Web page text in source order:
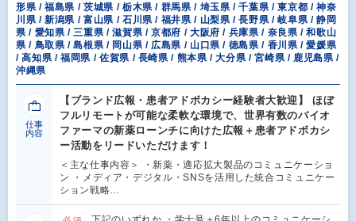
形県 / 福島県 / 茨城県 / 栃木県 / 群馬県 / 埼玉県 / 千葉県 / 東京都 / 神奈
川県 / 新潟県 / 富山県 / 石川県 / 福井県 / 山梨県 / 長野県 / 岐阜県 / 静岡
県 / 愛知県 / 三重県 / 滋賀県 / 京都府 / 大阪府 / 兵庫県 / 奈良県 / 和歌山
県 / 鳥取県 / 島根県 / 岡山県 / 広島県 / 山口県 / 徳島県 / 香川県 / 愛媛県
/ 高知県 / 福岡県 / 佐賀県 / 長崎県 / 熊本県 / 大分県 / 宮崎県 / 鹿児島県 /
沖縄県
仕事
内容
【ブランド広報・患者アドボカシー経験者大歓迎】 ほぼ
フルリモートが可能な柔軟な環境で、世界有数のバイオ
ファーマの新薬ローンチに向けた広報＋患者アドボカシ
ー活動をリードいただけます！
＜主な仕事内容＞ ・新薬・適応拡大製品のコミュニケーショ
ン ・メディア・デジタル・SNSを活用した統合コミュニケー
ション戦略…